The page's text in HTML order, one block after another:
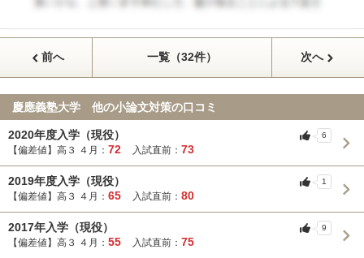
前へ 一覧（32件） 次へ
慶應義塾大学 他の小論文対策の口コミ
2020年度入学（現役）
【偏差値】高３ ４月： 72 入試直前： 73
6
2019年度入学（現役）
【偏差値】高３ ４月： 65 入試直前： 80
1
2017年入学（現役）
【偏差値】高３ ４月： 55 入試直前： 75
9